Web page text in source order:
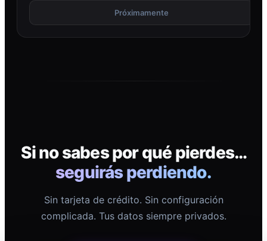
Próximamente
Si no sabes por qué pierdes…
seguirás perdiendo.
Sin tarjeta de crédito. Sin configuración
complicada. Tus datos siempre privados.